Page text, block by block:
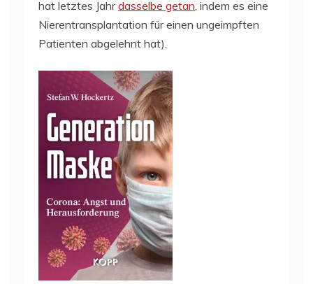
hat letztes Jahrdasselbe getan , indem es eine
Nierentransplantation für einen ungeimpften
Patienten abgelehnt hat).